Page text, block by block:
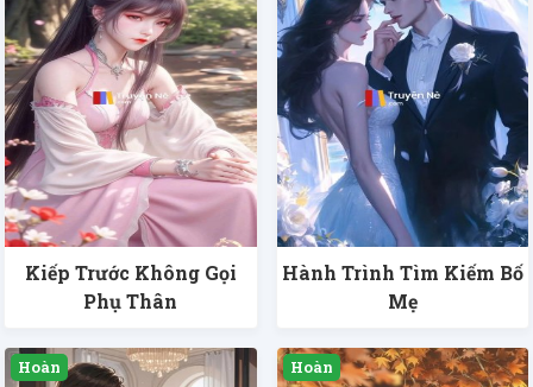
Kiếp Trước Không Gọi
Phụ Thân
Hành Trình Tìm Kiếm Bố
Mẹ